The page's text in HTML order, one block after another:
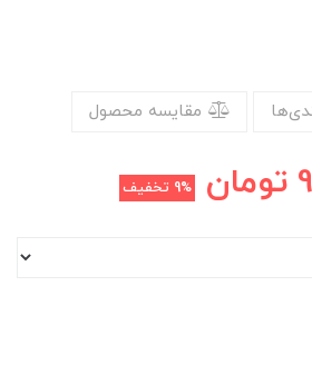
مقایسه محصول
تومان 9% تخفیف